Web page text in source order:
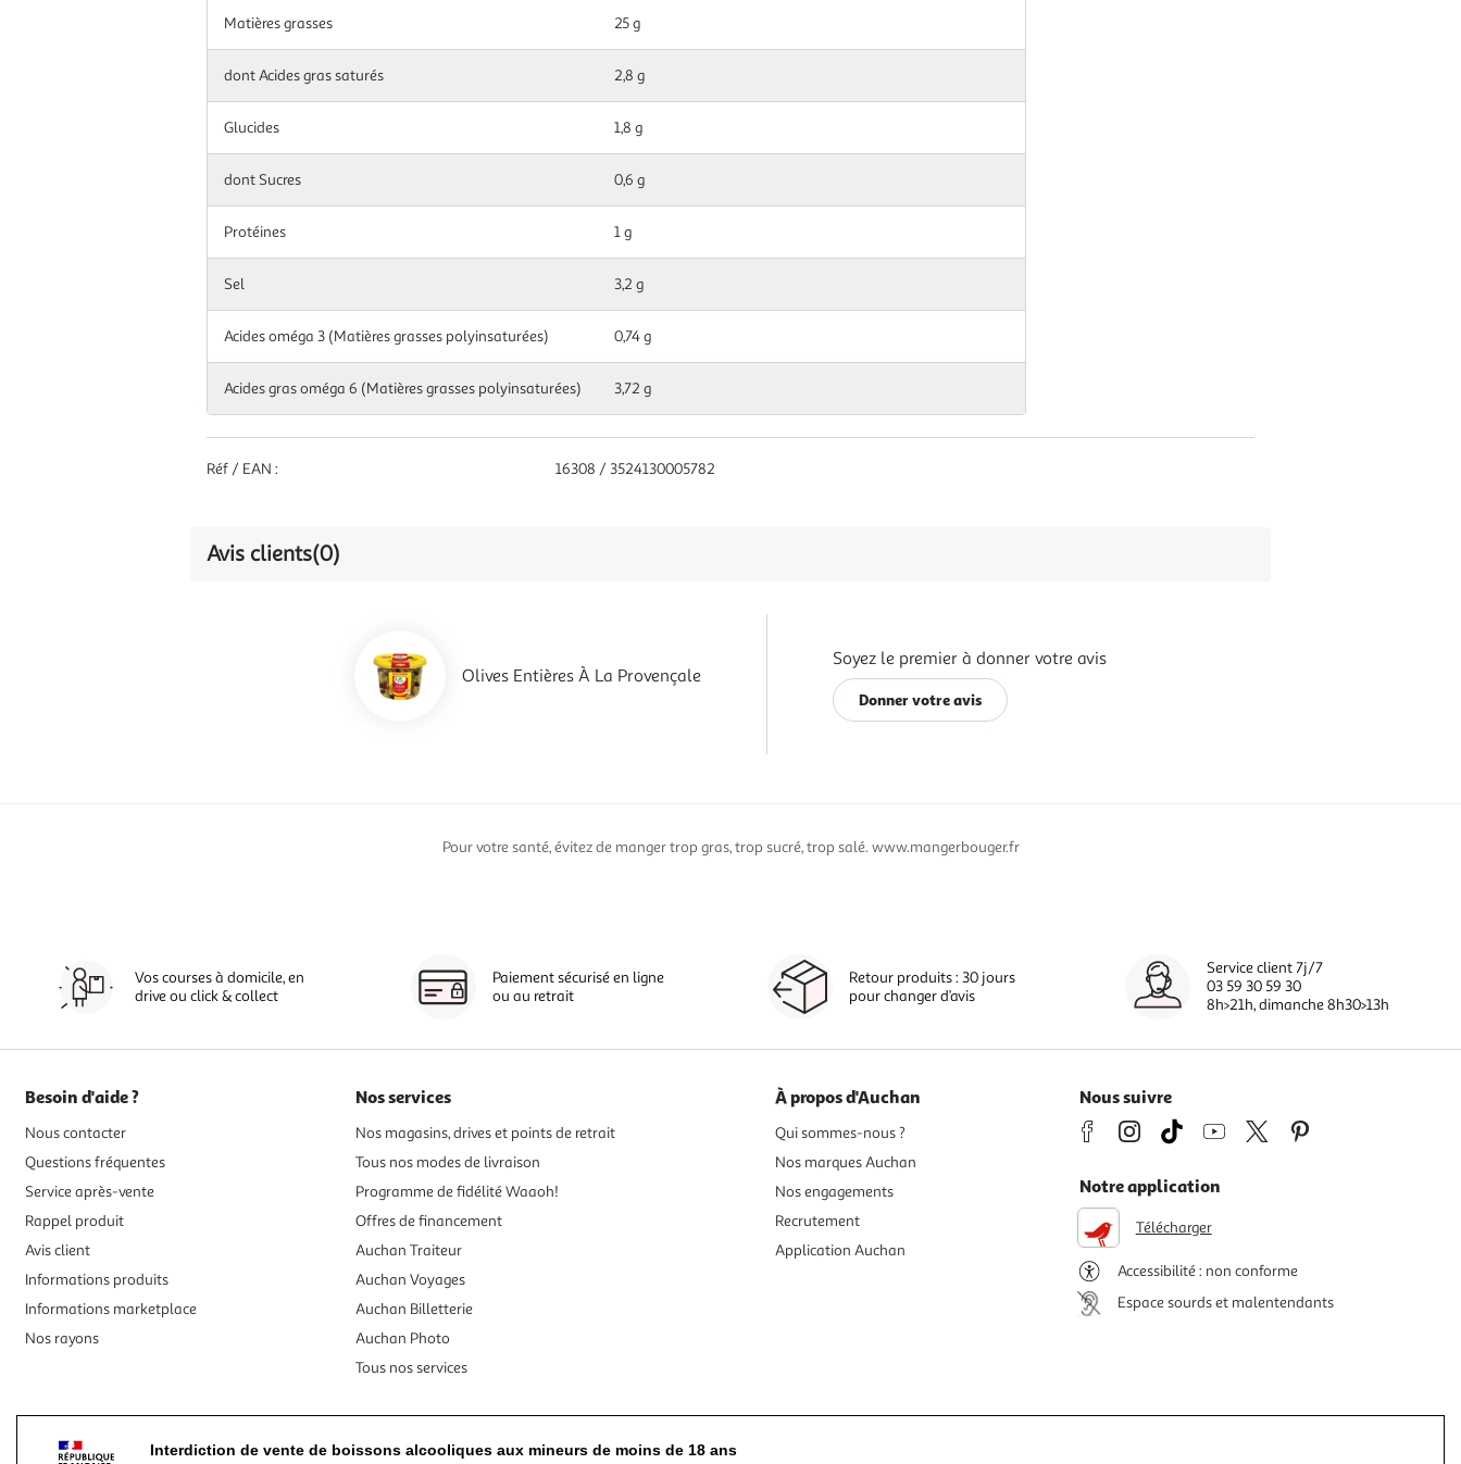
Matières grasses 25 g
dont Acides gras saturés 2,8 g
Glucides 1,8 g
dont Sucres 0,6 g
Protéines 1 g
Sel 3,2 g
Acides oméga 3 (Matières grasses polyinsaturées) 0,74 g
Acides gras oméga 6 (Matières grasses polyinsaturées) 3,72 g
Réf / EAN : 16308 / 3524130005782
Avis clients(0)
Olives Entières À La Provençale
Soyez le premier à donner votre avis
Donner votre avis
Pour votre santé, évitez de manger trop gras, trop sucré, trop salé. www.mangerbouger.fr
Vos courses à domicile, en
drive ou click & collect
Paiement sécurisé en ligne
ou au retrait
Retour produits : 30 jours
pour changer d’avis
Service client 7j/7
03 59 30 59 30
8h>21h, dimanche 8h30>13h
Besoin d'aide ?
Nous contacter
Questions fréquentes
Service après-vente
Rappel produit
Avis client
Informations produits
Informations marketplace
Nos rayons
Nos services
Nos magasins, drives et points de retrait
Tous nos modes de livraison
Programme de fidélité Waaoh!
Offres de financement
Auchan Traiteur
Auchan Voyages
Auchan Billetterie
Auchan Photo
Tous nos services
À propos d'Auchan
Qui sommes-nous ?
Nos marques Auchan
Nos engagements
Recrutement
Application Auchan
Nous suivre
Notre application
Télécharger
Accessibilité : non conforme
Espace sourds et malentendants
Interdiction de vente de boissons alcooliques aux mineurs de moins de 18 ans